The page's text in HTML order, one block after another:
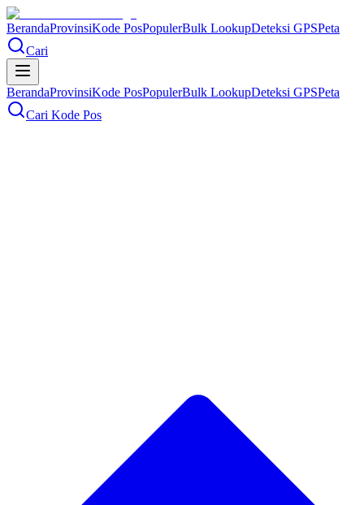
BerandaProvinsiKode PosPopulerBulk LookupDeteksi GPSPeta
Cari
BerandaProvinsiKode PosPopulerBulk LookupDeteksi GPSPeta
Cari Kode Pos